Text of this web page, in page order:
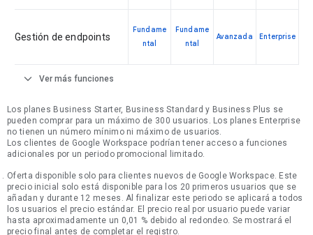
Gestión de endpoints
Fundame
ntal
Fundame
ntal
Avanzada Enterprise
expand_more Ver más funciones
Los planes Business Starter, Business Standard y Business Plus se
pueden comprar para un máximo de 300 usuarios. Los planes Enterprise
no tienen un número mínimo ni máximo de usuarios.
Los clientes de Google Workspace podrían tener acceso a funciones
adicionales por un periodo promocional limitado.
Oferta disponible solo para clientes nuevos de Google Workspace. Este
precio inicial solo está disponible para los 20 primeros usuarios que se
añadan y durante 12 meses. Al finalizar este periodo se aplicará a todos
los usuarios el precio estándar. El precio real por usuario puede variar
hasta aproximadamente un 0,01 % debido al redondeo. Se mostrará el
precio final antes de completar el registro.